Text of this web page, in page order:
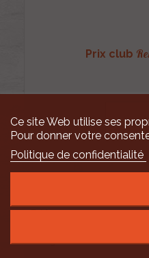
Prix club
Ce site Web utilise ses
Pour donner votre
Politique de confidentialité